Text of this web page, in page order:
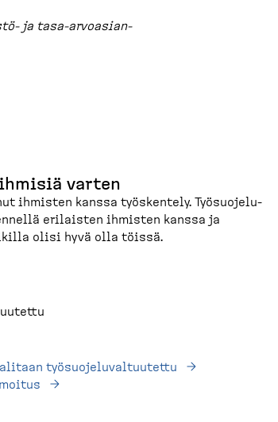
ja tasa-​arvoasian­
varten
ihmisten kanssa työskentely. Työsuo­je­lu­
erilaisten ihmisten kanssa ja
olisi hyvä olla töissä.
työsuo­je­lu­val­tuutettu